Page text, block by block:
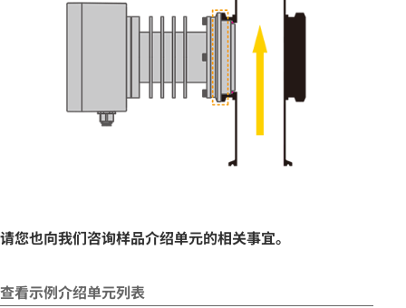
请您也向我们咨询样品介绍单元的相关事宜。
查看示例介绍单元列表